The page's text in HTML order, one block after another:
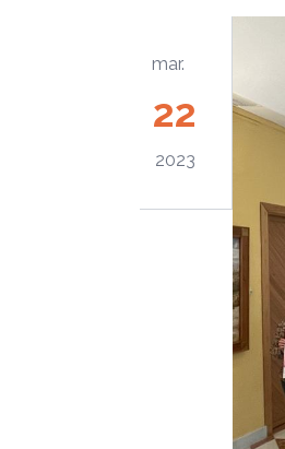
mar.
22
2023